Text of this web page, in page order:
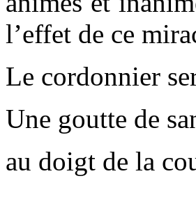
l’effet de ce
Le cordonnier
Une goutte de
au doigt de la